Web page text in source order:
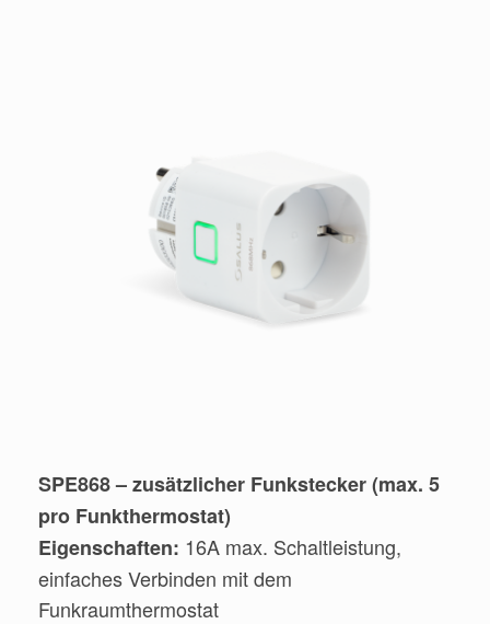
SPE868 – zusätzlicher Funkstecker (max. 5
pro Funkthermostat)
Eigenschaften: 16A max. Schaltleistung,
einfaches Verbinden mit dem
Funkraumthermostat